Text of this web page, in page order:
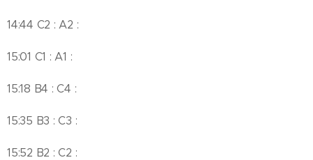
14:44 C2 : A2 :
15:01 C1 : A1 :
15:18 B4 : C4 :
15:35 B3 : C3 :
15:52 B2 : C2 :